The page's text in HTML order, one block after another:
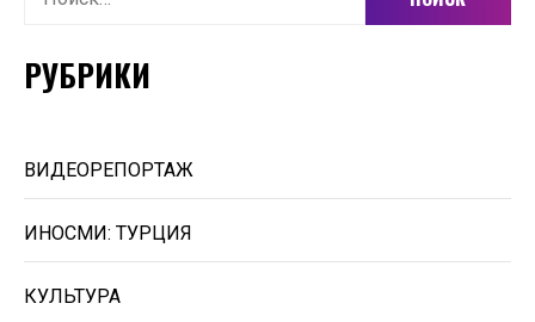
РУБРИКИ
ВИДЕОРЕПОРТАЖ
ИНОСМИ: ТУРЦИЯ
КУЛЬТУРА